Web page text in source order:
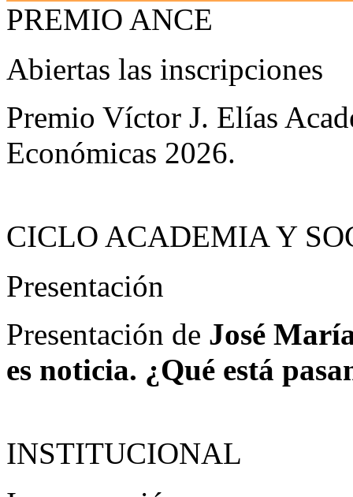
PREMIO ANCE
Abiertas las inscripciones
Premio Víctor J. Elías
Económicas 2026.
CICLO ACADEMIA Y
Presentación
Presentación de José
es noticia. ¿Qué está
INSTITUCIONAL